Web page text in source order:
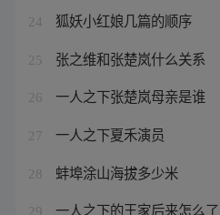
24 狐妖小红娘几篇的顺序
25 张之维和张楚岚什么关系
26 一人之下张楚岚母亲是谁
27 一人之下夏禾演员
28 蚌埠涂山海拔多少米
29 一人之下的王家后来怎么了